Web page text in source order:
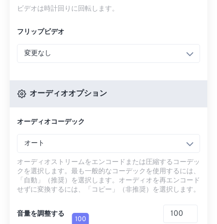
ビデオは時計回りに回転します。
フリップビデオ
変更なし
オーディオオプション
オーディオコーデック
オート
オーディオストリームをエンコードまたは圧縮するコーデッ
クを選択します。最も一般的なコーデックを使用するには、
「自動」（推奨）を選択します。オーディオを再エンコード
せずに変換するには、「コピー」（非推奨）を選択します。
音量を調整する
100